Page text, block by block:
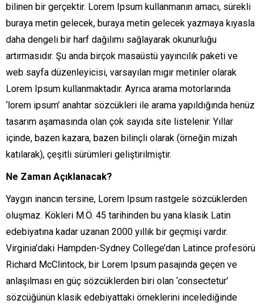
bilinen bir gerçektir. Lorem Ipsum kullanmanın amacı, sürekli
buraya metin gelecek, buraya metin gelecek yazmaya kıyasla
daha dengeli bir harf dağılımı sağlayarak okunurluğu
artırmasıdır. Şu anda birçok masaüstü yayıncılık paketi ve
web sayfa düzenleyicisi, varsayılan mıgır metinler olarak
Lorem Ipsum kullanmaktadır. Ayrıca arama motorlarında
‘lorem ipsum’ anahtar sözcükleri ile arama yapıldığında henüz
tasarım aşamasında olan çok sayıda site listelenir. Yıllar
içinde, bazen kazara, bazen bilinçli olarak (örneğin mizah
katılarak), çeşitli sürümleri geliştirilmiştir.
Ne Zaman Açıklanacak?
Yaygın inancın tersine, Lorem Ipsum rastgele sözcüklerden
oluşmaz. Kökleri M.Ö. 45 tarihinden bu yana klasik Latin
edebiyatına kadar uzanan 2000 yıllık bir geçmişi vardır.
Virginia’daki Hampden-Sydney College’dan Latince profesörü
Richard McClintock, bir Lorem Ipsum pasajında geçen ve
anlaşılması en güç sözcüklerden biri olan ‘consectetur’
sözcüğünün klasik edebiyattaki örneklerini incelediğinde